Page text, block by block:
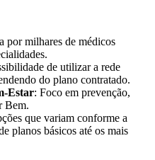
por milhares de médicos
de utilizar a rede
do plano contratado.
Estar: Foco em prevenção,
Bem.
que variam conforme a
planos básicos até os mais